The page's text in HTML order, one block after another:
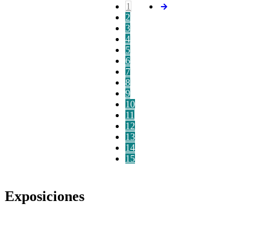
1
2
3
4
5
6
7
8
9
10
11
12
13
14
15
Exposiciones